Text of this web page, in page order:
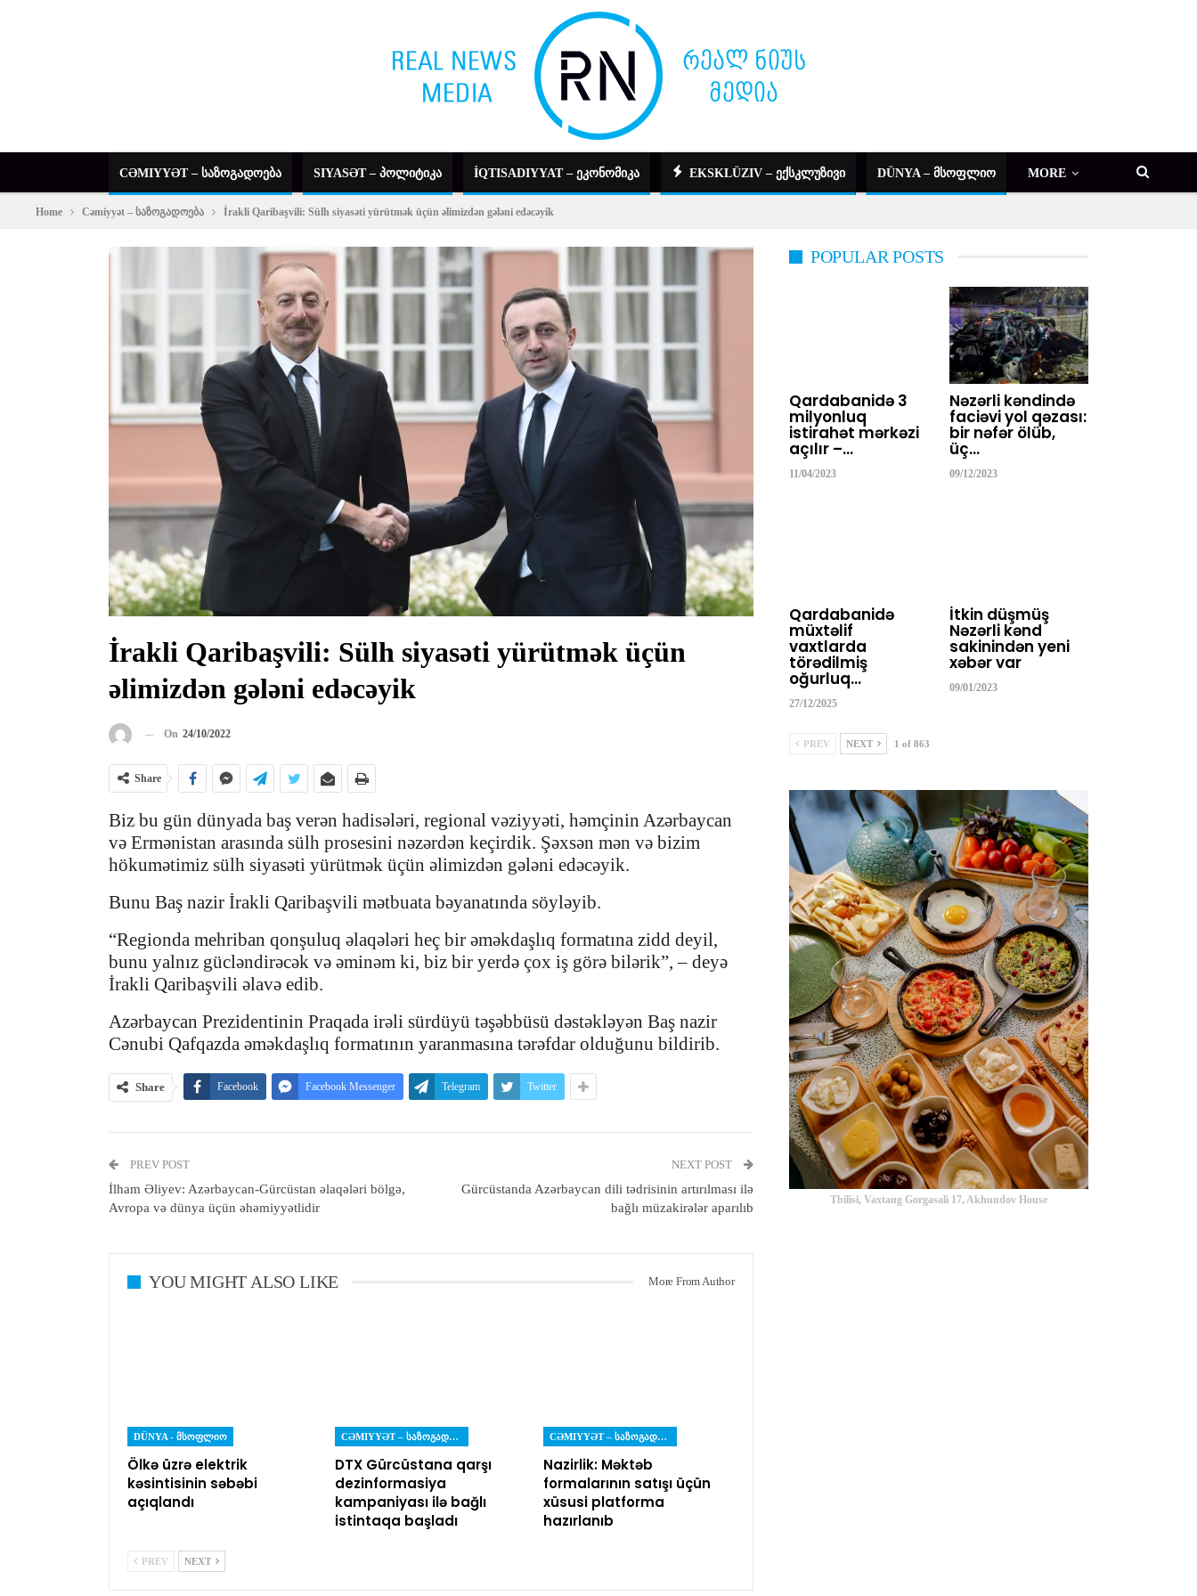
CƏMIYYƏT – ᲡᲐᲖᲝᲒᲐᲓᲝᲔᲑᲐ SIYASƏT – ᲞᲝᲚᲘᲢᲘᲙᲐ İQTISADIYYAT – ᲔᲙᲝᲜᲝᲛᲘᲙᲐ EKSKLÜZIV – ᲔᲥᲡᲙᲚᲣᲖᲘᲕᲘ DÜNYA – ᲛᲡᲝᲤᲚᲘᲝ MORE
Home Cəmiyyət – საზოგადოება İrakli Qaribaşvili: Sülh siyasəti yürütmək üçün əlimizdən gələni edəcəyik
İrakli Qaribaşvili: Sülh siyasəti yürütmək üçün
əlimizdən gələni edəcəyik
On 24/10/2022
Share
Biz bu gün dünyada baş verən hadisələri, regional vəziyyəti, həmçinin Azərbaycan
və Ermənistan arasında sülh prosesini nəzərdən keçirdik. Şəxsən mən və bizim
hökumətimiz sülh siyasəti yürütmək üçün əlimizdən gələni edəcəyik.
Bunu Baş nazir İrakli Qaribaşvili mətbuata bəyanatında söyləyib.
“Regionda mehriban qonşuluq əlaqələri heç bir əməkdaşlıq formatına zidd deyil,
bunu yalnız gücləndirəcək və əminəm ki, biz bir yerdə çox iş görə bilərik”, – deyə
İrakli Qaribaşvili əlavə edib.
Azərbaycan Prezidentinin Praqada irəli sürdüyü təşəbbüsü dəstəkləyən Baş nazir
Cənubi Qafqazda əməkdaşlıq formatının yaranmasına tərəfdar olduğunu bildirib.
Share Facebook Facebook Messenger Telegram Twitter
PREV POST
İlham Əliyev: Azərbaycan-Gürcüstan əlaqələri bölgə,
Avropa və dünya üçün əhəmiyyətlidir
NEXT POST
Gürcüstanda Azərbaycan dili tədrisinin artırılması ilə
bağlı müzakirələr aparılıb
YOU MIGHT ALSO LIKE More From Author
DÜNYA - ᲛᲡᲝᲤᲚᲘᲝ
Ölkə üzrə elektrik
kəsintisinin səbəbi
açıqlandı
CƏMIYYƏT – ᲡᲐᲖᲝᲒᲐᲓᲝᲔᲑᲐ
DTX Gürcüstana qarşı
dezinformasiya
kampaniyası ilə bağlı
istintaqa başladı
CƏMIYYƏT – ᲡᲐᲖᲝᲒᲐᲓᲝᲔᲑᲐ
Nazirlik: Məktəb
formalarının satışı üçün
xüsusi platforma
hazırlanıb
PREV NEXT
POPULAR POSTS
Qardabanidə 3
milyonluq
istirahət mərkəzi
açılır –…
11/04/2023
Nəzərli kəndində
faciəvi yol qəzası:
bir nəfər ölüb,
üç…
09/12/2023
Qardabanidə
müxtəlif
vaxtlarda
törədilmiş
oğurluq…
27/12/2025
İtkin düşmüş
Nəzərli kənd
sakinindən yeni
xəbər var
09/01/2023
PREV NEXT 1 of 863
Tbilisi, Vaxtang Gorgasali 17, Akhundov House